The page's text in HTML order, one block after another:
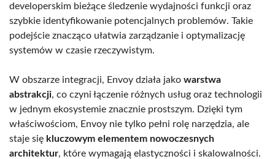
developerskim bieżące śledzenie wydajności funkcji oraz
szybkie identyfikowanie potencjalnych problemów. Takie
podejście znacząco ułatwia zarządzanie i optymalizację
systemów w czasie rzeczywistym.
W obszarze integracji, Envoy działa jako warstwa
abstrakcji, co czyni łączenie różnych usług oraz technologii
w jednym ekosystemie znacznie prostszym. Dzięki tym
właściwościom, Envoy nie tylko pełni rolę narzędzia, ale
staje się kluczowym elementem nowoczesnych
architektur, które wymagają elastyczności i skalowalności.